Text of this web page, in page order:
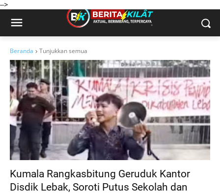
-->
Beranda Tunjukkan semua
Kumala Rangkasbitung Geruduk Kantor
Disdik Lebak, Soroti Putus Sekolah dan